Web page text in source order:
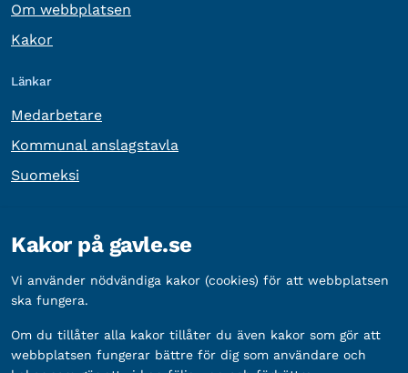
Om webbplatsen
Kakor
Länkar
Medarbetare
Kommunal anslagstavla
Suomeksi
Organisationsnummer: 212000-2338
Bankgironummer: 5888-2333
Kakor på gavle.se
Vi använder nödvändiga kakor (cookies) för att webbplatsen
ska fungera.
Om du tillåter alla kakor tillåter du även kakor som gör att
webbplatsen fungerar bättre för dig som användare och